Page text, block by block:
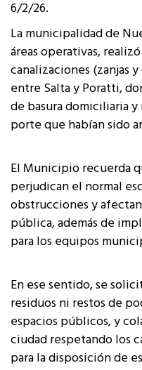
6/2/26.
La municipalidad de
áreas operativas,
canalizaciones (zanjas
entre Salta y Poratti,
de basura domiciliaria
porte que habían sido
El Municipio recuerda
perjudican el normal
obstrucciones y
pública, además de
para los equipos
En ese sentido, se
residuos ni restos de
espacios públicos, y
ciudad respetando los
para la disposición de